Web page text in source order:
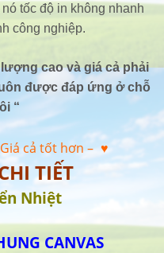
tốc độ in không nhanh
công nghiệp.
cao và giá cả phải
được đáp ứng ở chỗ
“
cả tốt hơn – ♥
TIẾT
Nhiệt
CANVAS